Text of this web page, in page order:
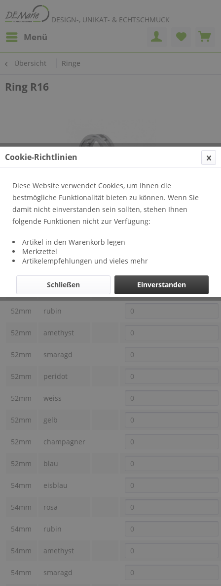
DESIGN-, UNIKAT- & ECHTSCHMUCK
Menü
Übersicht Ringe
Ring R16
Größe
Steine Preis
eisblau
rosa
52mm rubin
52mm amethyst
52mm smaragd
52mm peridot
52mm weiss
52mm gelb
52mm champagner
52mm blau
54mm eisblau
54mm rosa
54mm rubin
54mm amethyst
54mm smaragd
Cookie-Richtlinien
Diese Website verwendet Cookies, um Ihnen die
bestmögliche Funktionalität bieten zu können. Wenn Sie
damit nicht einverstanden sein sollten, stehen Ihnen
folgende Funktionen nicht zur Verfügung:
Artikel in den Warenkorb legen
Merkzettel
Artikelempfehlungen und vieles mehr
Einverstanden
Schließen